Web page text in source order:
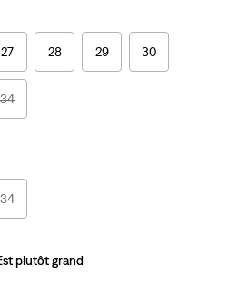
27 28 29 30
34
34
plutôt grand